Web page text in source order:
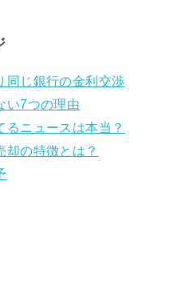
同じ銀行の金利交渉
い7つの理由
るニュースは本当？
却の特徴とは？